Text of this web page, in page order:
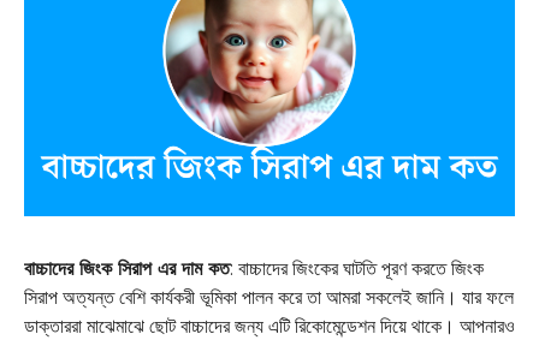
বাচ্চাদের জিংক সিরাপ এর দাম কত: বাচ্চাদের জিংকের ঘাটতি পূরণ করতে জিংক
সিরাপ অত্যন্ত বেশি কার্যকরী ভূমিকা পালন করে তা আমরা সকলেই জানি। যার ফলে
ডাক্তাররা মাঝেমাঝে ছোট বাচ্চাদের জন্য এটি রিকোমেন্ডেশন দিয়ে থাকে। আপনারও